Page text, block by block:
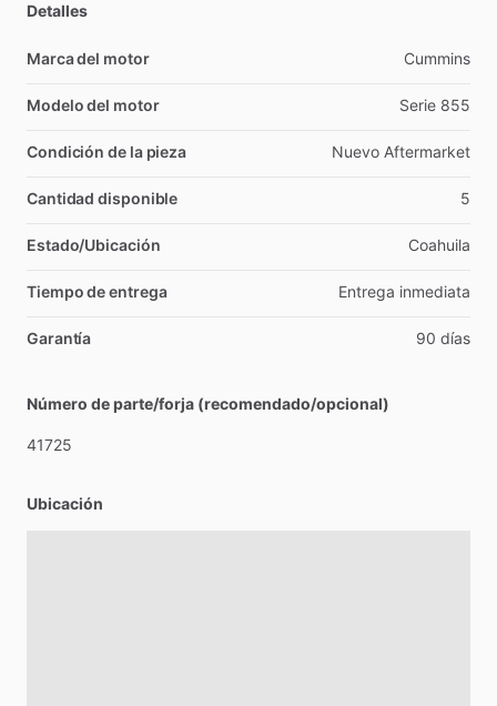
Detalles
Marca del motor Cummins
Modelo del motor Serie 855
Condición de la pieza Nuevo Aftermarket
Cantidad disponible 5
Estado/Ubicación Coahuila
Tiempo de entrega Entrega inmediata
Garantía 90 días
Número de parte/forja (recomendado/opcional)
41725
Ubicación